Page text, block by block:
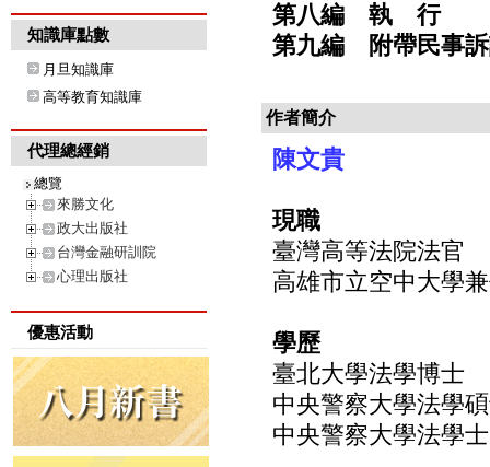
知識庫點數
月旦知識庫
高等教育知識庫
代理總經銷
總覽
來勝文化
政大出版社
台灣金融研訓院
心理出版社
優惠活動
第八編 執 行
第九編 附帶民事
作者簡介
陳文貴
現職
臺灣高等法院法官
高雄市立空中大學
學歷
臺北大學法學博士
中央警察大學法學
中央警察大學法學士